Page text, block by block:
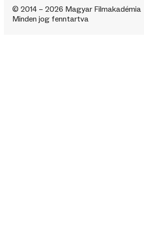
© 2014 – 2026 Magyar Filmakadémia
Minden jog fenntartva